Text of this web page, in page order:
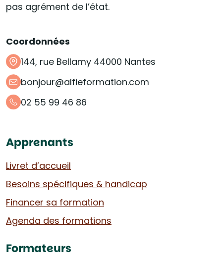
pas agrément de l’état.
Coordonnées
144, rue Bellamy 44000 Nantes
bonjour@alfieformation.com
02 55 99 46 86
Apprenants
Livret d’accueil
Besoins spécifiques & handicap
Financer sa formation
Agenda des formations
Formateurs